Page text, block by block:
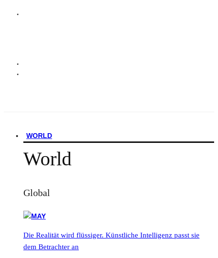
WORLD
World
Global
Die Realität wird flüssiger. Künstliche Intelligenz passt sie
dem Betrachter an